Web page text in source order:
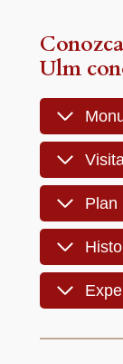
Ulm
Plan